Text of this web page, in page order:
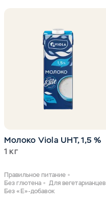
Молоко Viola UHT, 1,5 %
1 кг
Правильное питание
Без глютена
Для вегетарианцев
Без «Е»-добавок